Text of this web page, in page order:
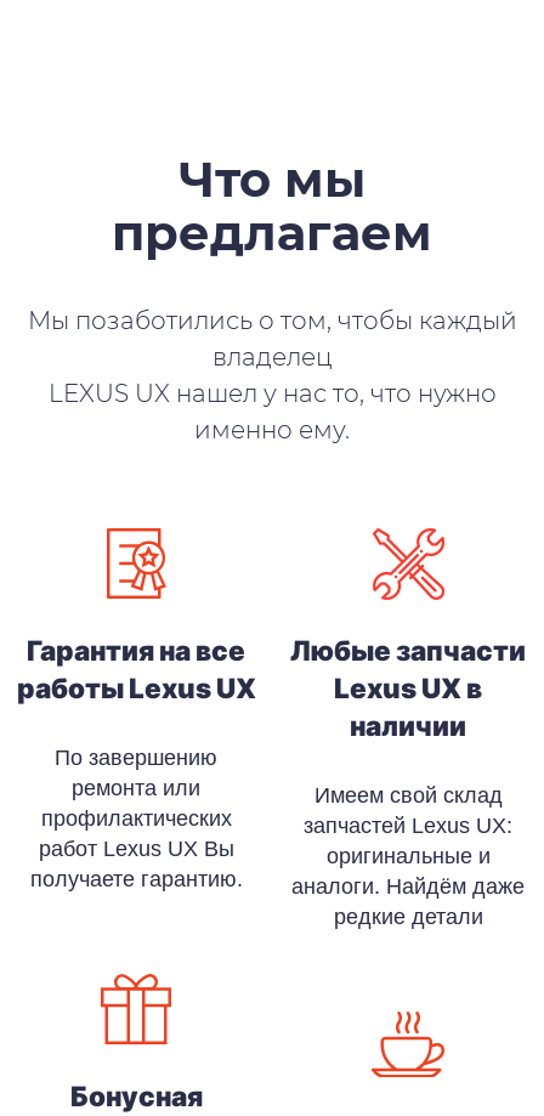
Что мы
предлагаем
Мы позаботились о том, чтобы каждый
владелец
LEXUS UX нашел у нас то, что нужно
именно ему.
Гарантия на все
работы Lexus UX
По завершению
ремонта или
профилактических
работ Lexus UX Вы
получаете гарантию.
Бонусная
Любые запчасти
Lexus UX в
наличии
Имеем свой склад
запчастей Lexus UX:
оригинальные и
аналоги. Найдём даже
редкие детали